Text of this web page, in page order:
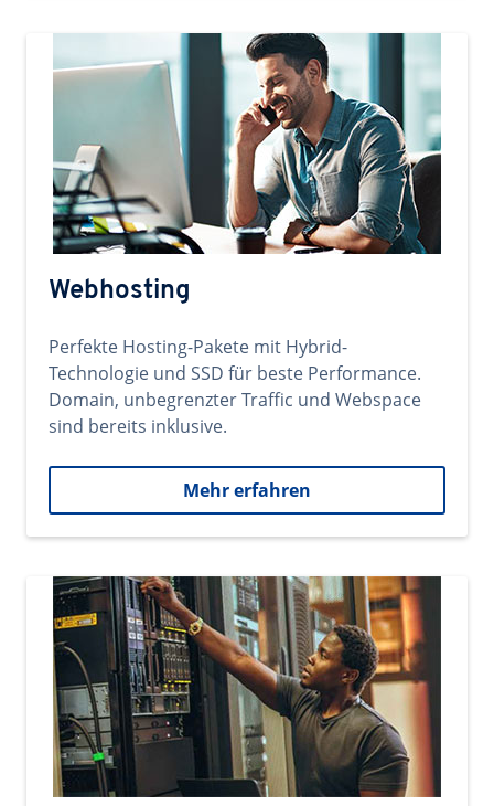
Webhosting
Perfekte Hosting-Pakete mit Hybrid-
Technologie und SSD für beste Performance.
Domain, unbegrenzter Traffic und Webspace
sind bereits inklusive.
Mehr erfahren